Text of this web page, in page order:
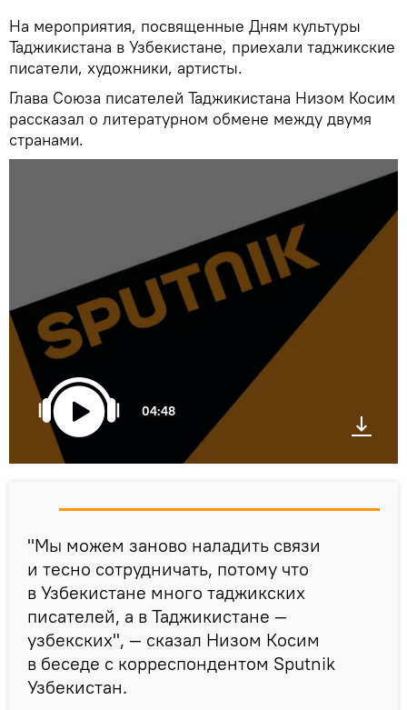
На мероприятия, посвященные Дням культуры
Таджикистана в Узбекистане, приехали таджикские
писатели, художники, артисты.
Глава Союза писателей Таджикистана Низом Косим
рассказал о литературном обмене между двумя
странами.
04:48
"Мы можем заново наладить связи
и тесно сотрудничать, потому что
в Узбекистане много таджикских
писателей, а в Таджикистане —
узбекских", — сказал Низом Косим
в беседе с корреспондентом Sputnik
Узбекистан.